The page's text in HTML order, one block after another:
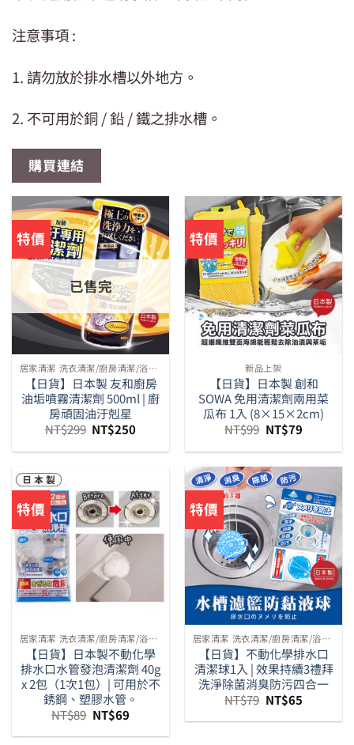
注意事項 :
1. 請勿放於排水槽以外地方。
2. 不可用於銅 / 鉛 / 鐵之排水槽。
購買連結
特價
已售完
居家清潔 洗衣清潔/廚房清潔/浴室清潔/馬桶清潔等周邊
【日貨】日本製 友和廚房
油垢噴霧清潔劑 500ml | 廚
房頑固油汙剋星
NT$299 原
始
價
NT$250目
價
NT$250。
特價
新品上架
【日貨】日本製 創和
SOWA 免用清潔劑兩用菜
瓜布 1入 (8×15×2cm)
NT$99 原
始
價
NT$99。
NT$79目
價
NT$79。
特價
居家清潔 洗衣清潔/廚房清潔/浴室清潔/馬桶清潔等周邊
【日貨】日本製不動化學
排水口水管發泡清潔劑 40g
x 2包（1次1包）| 可用於不
銹鋼、塑膠水管。
NT$89 原
始
價
NT$69目
價
特價
居家清潔 洗衣清潔/廚房清潔/浴室清潔/馬桶清潔等周邊
【日貨】不動化學排水口
清潔球1入 | 效果持續3禮拜
洗淨除菌消臭防污四合一
NT$79 原
始
價
NT$65目
前
價